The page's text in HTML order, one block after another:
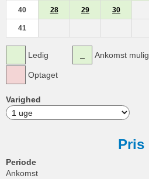
40 28 29 30
41
Ledig
Optaget
Ankomst mulig
Varighed
Pris
Periode
Ankomst